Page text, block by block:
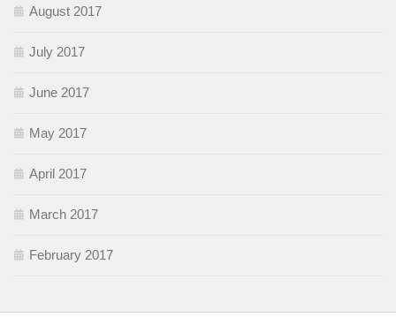
August 2017
July 2017
June 2017
May 2017
April 2017
March 2017
February 2017